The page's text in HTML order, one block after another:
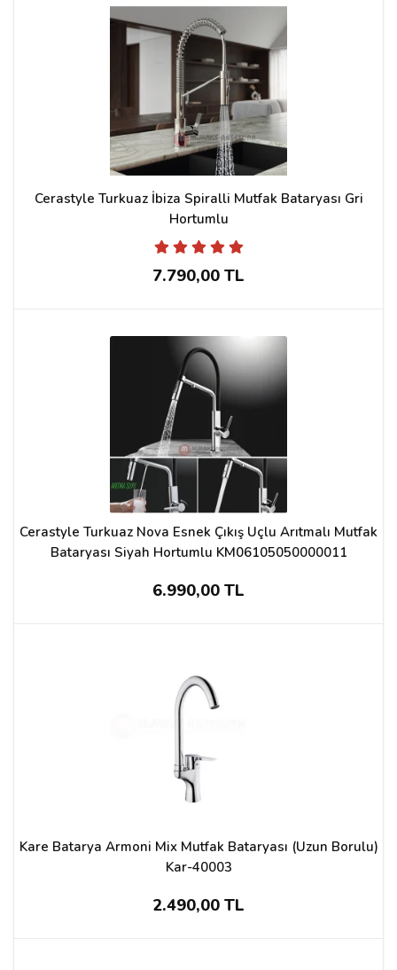
Cerastyle Turkuaz İbiza Spiralli Mutfak Bataryası Gri
Hortumlu
7.790,00 TL
Cerastyle Turkuaz Nova Esnek Çıkış Uçlu Arıtmalı Mutfak
Bataryası Siyah Hortumlu KM06105050000011
6.990,00 TL
Kare Batarya Armoni Mix Mutfak Bataryası (Uzun Borulu)
Kar-40003
2.490,00 TL